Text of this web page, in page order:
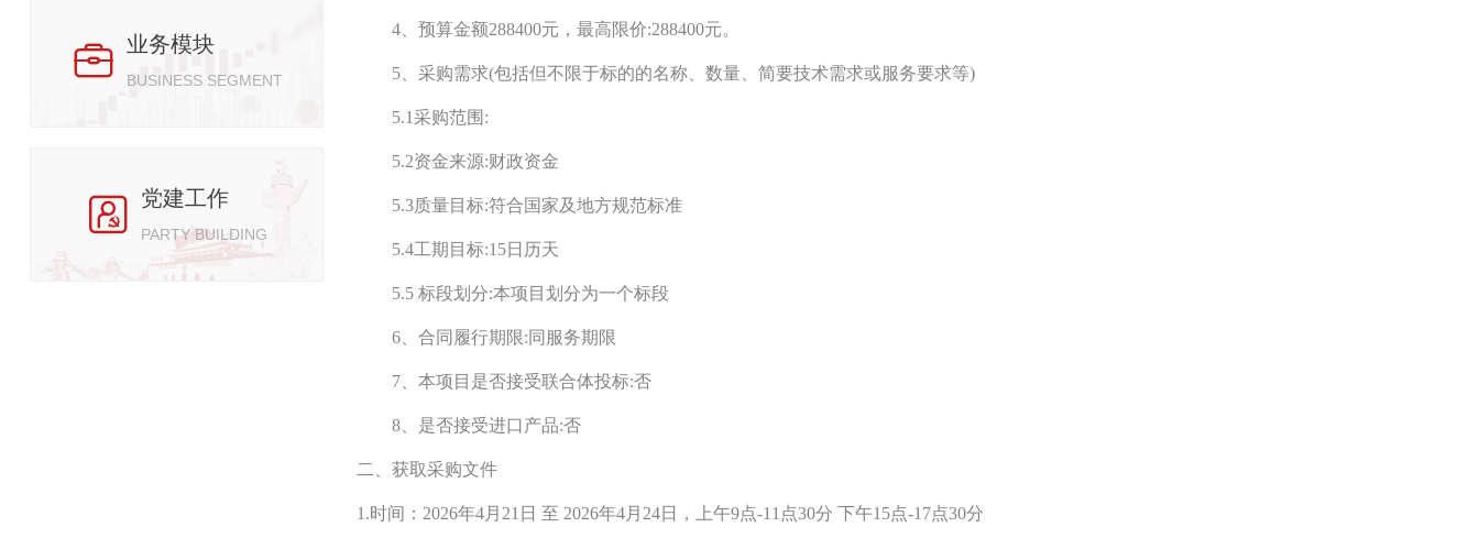
 业务模块
BUSINESS SEGMENT
 党建工作
PARTY BUILDING
4、预算金额288400元 ，最高限价:288400元。
5、采购需求(包括但不限于标的的名称、数量、简要技术需求或服务要求等)
5.1采购范围:
5.2资金来源:财政资金
5.3质量目标:符合国家及地方规范标准
5.4工期目标:15日历天
5.5 标段划分:本项目划分为一个标段
6、合同履行期限:同服务期限
7、本项目是否接受联合体投标:否
8、是否接受进口产品:否
二、获取采购文件
1.时间：2026年4月 21 日 至 2026年4月 24日，上午9点-11点30分 下午15点-17点30分